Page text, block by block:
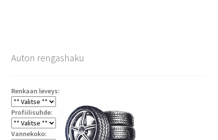
Auton rengashaku
Renkaan leveys:
Profiilisuhde:
Vannekoko: